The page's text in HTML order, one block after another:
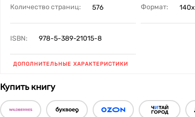
Количество страниц: 576 Формат:
ISBN: 978-5-389-21015-8
ДОПОЛНИТЕЛЬНЫЕ ХАРАКТЕРИСТИКИ
Купить книгу